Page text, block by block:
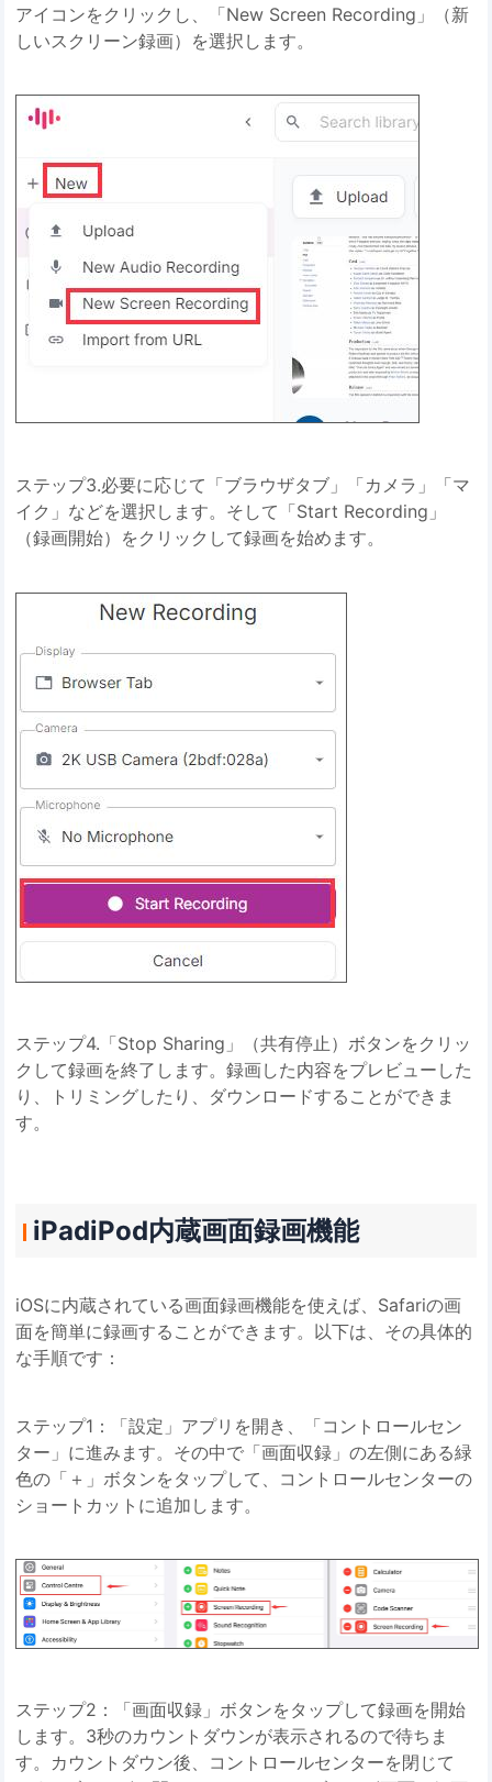
アイコンをクリックし、「New Screen Recording」（新
しいスクリーン録画）を選択します。
ステップ3.必要に応じて「ブラウザタブ」「カメラ」「マ
イク」などを選択します。そして「Start Recording」
（録画開始）をクリックして録画を始めます。
ステップ4.「Stop Sharing」（共有停止）ボタンをクリッ
クして録画を終了します。録画した内容をプレビューした
り、トリミングしたり、ダウンロードすることができま
す。
iPadiPod内蔵画面録画機能
iOSに内蔵されている画面録画機能を使えば、Safariの画
面を簡単に録画することができます。以下は、その具体的
な手順です：
ステップ1：「設定」アプリを開き、「コントロールセン
ター」に進みます。その中で「画面収録」の左側にある緑
色の「＋」ボタンをタップして、コントロールセンターの
ショートカットに追加します。
ステップ2：「画面収録」ボタンをタップして録画を開始
します。3秒のカウントダウンが表示されるので待ちま
す。カウントダウン後、コントロールセンターを閉じて